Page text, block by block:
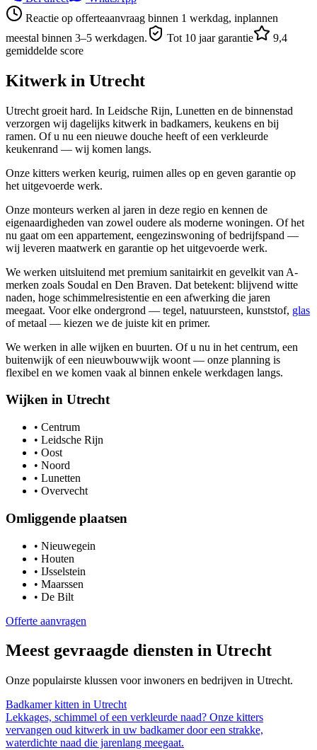
Reactie op offerteaanvraag binnen 1 werkdag, inplannen
meestal binnen 3–5 werkdagen.
Tot 10 jaar garantie
9,4
gemiddelde score
Kitwerk in Utrecht
Utrecht groeit hard. In Leidsche Rijn, Lunetten en de binnenstad
verzorgen wij dagelijks kitwerk in badkamers, keukens en bij
ramen. Of u nu een nieuwe douche heeft of een verkleurde
keukenrand — wij komen langs.
Onze kitters werken keurig, ruimen alles op en geven garantie op
het uitgevoerde werk.
Onze monteurs werken al jaren in deze regio en kennen de
eigenaardigheden van zowel oudere als moderne woningen. Of het
nu gaat om een appartement, eengezinswoning of bedrijfspand —
wij leveren maatwerk en garantie op het uitgevoerde werk.
We werken uitsluitend met premium sanitairkit en gevelkit van A-
merken zoals Soudal en Den Braven. Dat betekent: blijvend witte
naden, hoge schimmelresistentie en een afwerking die jaren
meegaat. Voor elke ondergrond — tegel, natuursteen, kunststof, glas
of metaal — kiezen we de juiste kit en primer.
We werken in alle wijken en buurten. Of u nu in het centrum, een
buitenwijk of een nieuwbouwwijk woont — onze planning is
flexibel en we komen vaak al binnen enkele werkdagen langs.
Wijken in Utrecht
• Centrum
• Leidsche Rijn
• Oost
• Noord
• Lunetten
• Overvecht
Omliggende plaatsen
• Nieuwegein
• Houten
• IJsselstein
• Maarssen
• De Bilt
Offerte aanvragen
Meest gevraagde diensten in Utrecht
Onze populairste klussen voor inwoners en bedrijven in Utrecht.
Badkamer kitten in Utrecht
Lekkages, schimmel of een verkleurde naad? Onze kitters
vervangen oud kitwerk in uw badkamer door een strakke,
waterdichte naad die jarenlang meegaat.